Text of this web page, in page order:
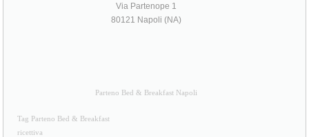
Via Partenope 1
80121 Napoli (NA)
Parteno Bed & Breakfast Napoli
Tag Parteno Bed & Breakfast
ricettiva